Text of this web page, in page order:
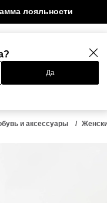
Да
лояльности
и аксессуары